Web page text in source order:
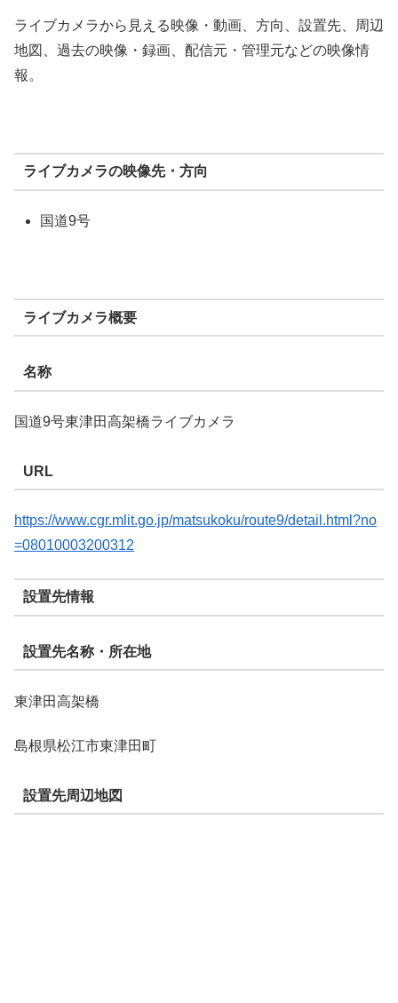
ライブカメラから見える映像・動画、方向、設置先、周辺
地図、過去の映像・録画、配信元・管理元などの映像情
報。
ライブカメラの映像先・方向
国道9号
ライブカメラ概要
名称
国道9号東津田高架橋ライブカメラ
URL
https://www.cgr.mlit.go.jp/matsukoku/route9/detail.html?no
=08010003200312
設置先情報
設置先名称・所在地
東津田高架橋
島根県松江市東津田町
設置先周辺地図